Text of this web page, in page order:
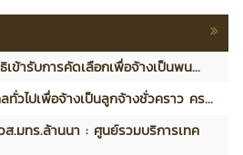
ข้ารับการคัดเลือกเพื่อจ้างเป็นพน...
วไปเพื่อจ้างเป็นลูกจ้างชั่วคราว คร...
.มทร.ล้านนา : ศูนย์รวมบริการเทค